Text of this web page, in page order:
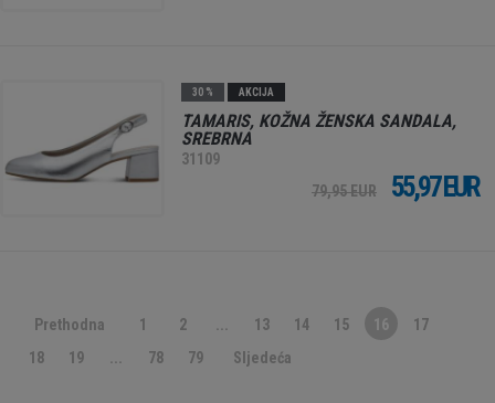
30 % AKCIJA
TAMARIS, KOŽNA ŽENSKA SANDALA,
SREBRNA
31109
79,95 EUR
55,97 EUR
Prethodna 1 2 13 14 15 16
17
18
19 78 79 Sljedeća